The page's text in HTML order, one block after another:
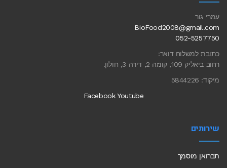
עמרי גור
BioFood2008@gmail.com
052-5257750
כתובת למשלוח דואר:
רחוב ביאליק 109, קומה 2, דירה 3, חולון.
מיקוד: 5844226
Facebook Youtube
שירותים
תברואן מוסמך